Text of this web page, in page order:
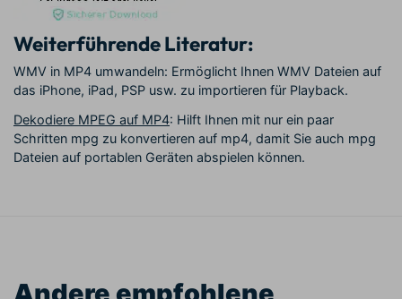
Weiterführende Literatur:
WMV in MP4 umwandeln: Ermöglicht Ihnen WMV Dateien auf
das iPhone, iPad, PSP usw. zu importieren für Playback.
Dekodiere MPEG auf MP4: Hilft Ihnen mit nur ein paar
Schritten mpg zu konvertieren auf mp4, damit Sie auch mpg
Dateien auf portablen Geräten abspielen können.